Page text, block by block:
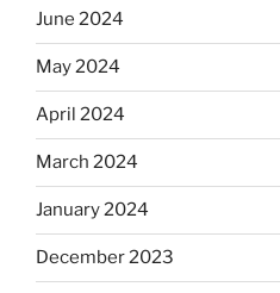
June 2024
May 2024
April 2024
March 2024
January 2024
December 2023